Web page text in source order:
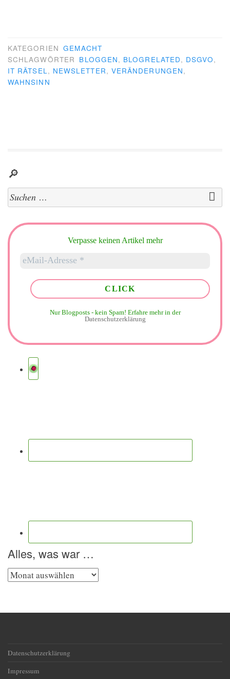
KATEGORIEN GEMACHT
SCHLAGWÖRTER BLOGGEN, BLOGRELATED, DSGVO,
IT RÄTSEL, NEWSLETTER, VERÄNDERUNGEN,
WAHNSINN
🔎
Suchen
nach:
Verpasse keinen Artikel mehr
Nur Blogposts - kein Spam! Erfahre mehr in der
Datenschutzerklärung
Alles, was war …
Alles,
…
Datenschutzerklärung
Impressum